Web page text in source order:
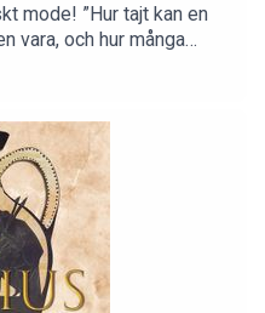
mode! ”Hur tajt kan en
vara, och hur många
få med sig till dödsriket?
här avsnittet! Från
fynd, förbi
och peruker – hör mer
faraoniska Egypten.
om antika kläder.”